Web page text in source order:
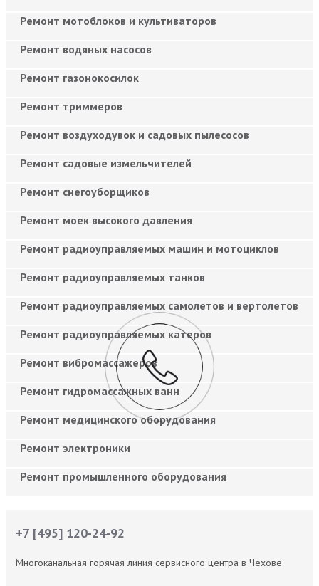
Ремонт мотоблоков и культиваторов
Ремонт водяных насосов
Ремонт газонокосилок
Ремонт триммеров
Ремонт воздуходувок и садовых пылесосов
Ремонт садовые измельчителей
Ремонт снегоуборщиков
Ремонт моек высокого давления
Ремонт радиоуправляемых машин и мотоциклов
Ремонт радиоуправляемых танков
Ремонт радиоуправляемых самолетов и вертолетов
Ремонт радиоуправляемых катеров
Ремонт вибромассажеров
Ремонт гидромассажных ванн
Ремонт медицинского оборудования
Ремонт электроники
Ремонт промышленного оборудования
+7 [495] 120-24-92
Многоканальная горячая линия сервисного центра в Чехове